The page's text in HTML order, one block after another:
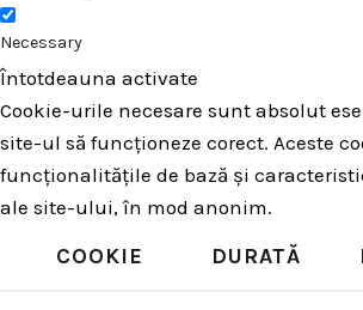
Necessary
Întotdeauna activate
Cookie-urile necesare sunt absolut
site-ul să funcționeze corect. Aceste
funcționalitățile de bază și
ale site-ului, în mod anonim.
COOKIE DURATĂ